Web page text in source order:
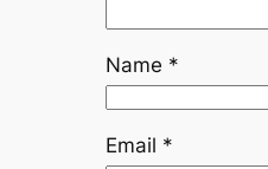
Name *
Email *